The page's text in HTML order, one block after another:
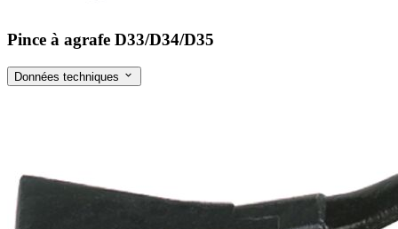
Pince à agrafe D33/D34/D35
Données techniques